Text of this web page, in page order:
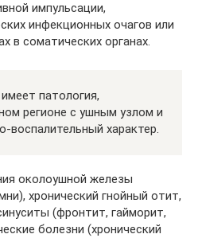
импульсации,
инфекционных очагов или
в соматических органах.
патология,
регионе с ушным узлом и
характер.
околоушной железы
хронический гнойный отит,
(фронтит, гайморит,
болезни (хронический